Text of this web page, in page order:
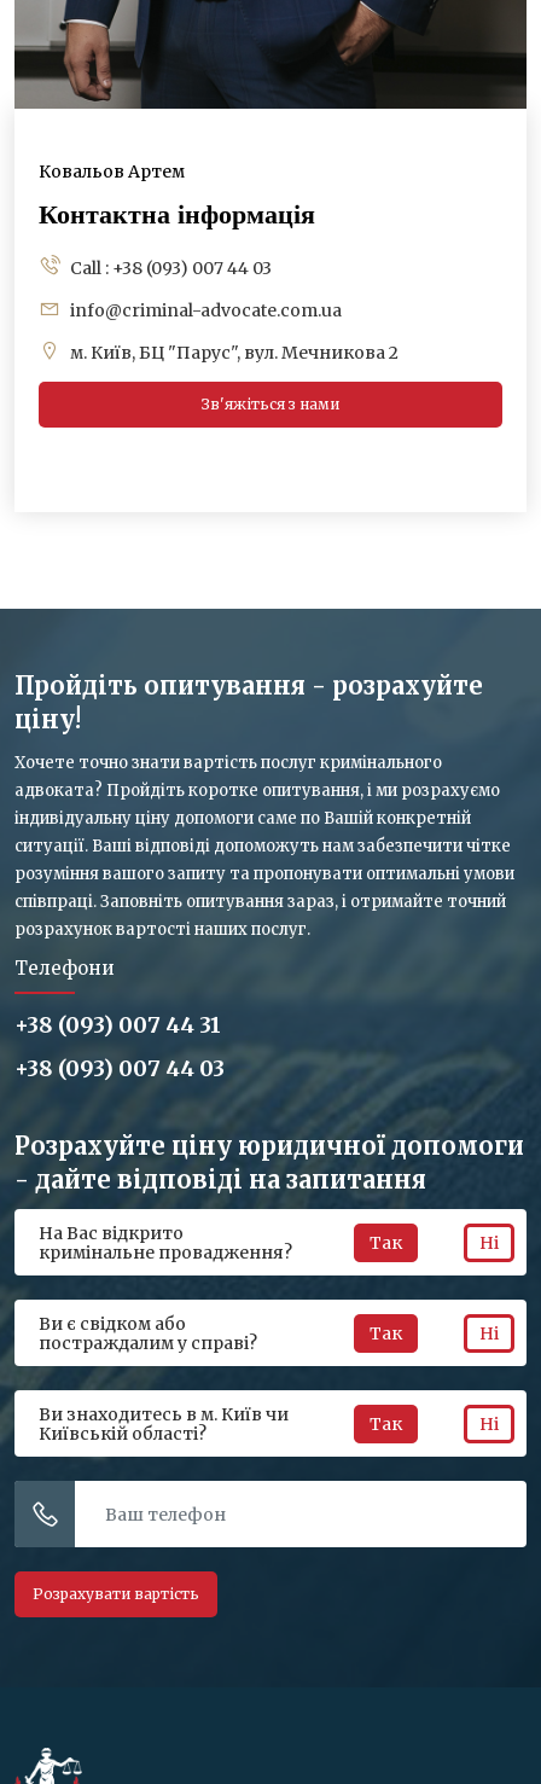
Ковальов Артем
Контактна інформація
Call : +38 (093) 007 44 03
info@criminal-advocate.com.ua
м. Київ, БЦ "Парус", вул. Мечникова 2
Зв'яжіться з нами
Пройдіть опитування - розрахуйте
ціну!
Хочете точно знати вартість послуг кримінального
адвоката? Пройдіть коротке опитування, і ми розрахуємо
індивідуальну ціну допомоги саме по Вашій конкретній
ситуації. Ваші відповіді допоможуть нам забезпечити чітке
розуміння вашого запиту та пропонувати оптимальні умови
співпраці. Заповніть опитування зараз, і отримайте точний
розрахунок вартості наших послуг.
Телефони
+38 (093) 007 44 31
+38 (093) 007 44 03
Розрахуйте ціну юридичної допомоги
- дайте відповіді на запитання
На Вас відкрито
кримінальне провадження?
Так Ні
Ви є свідком або
постраждалим у справі?
Так Ні
Ви знаходитесь в м. Київ чи
Київській області?
Так Ні